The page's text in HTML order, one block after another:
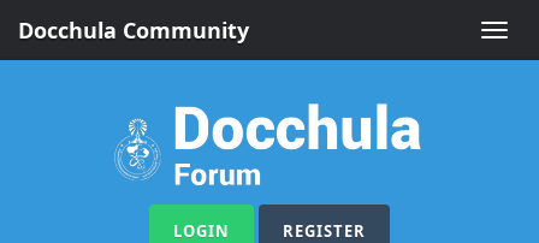
Toggle
Docchula Community
LOGIN REGISTER